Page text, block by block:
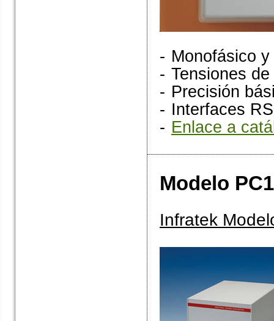
- Monofásico
- Tensiones
- Precisión
- Interfaces
- Enlace a
Modelo
Infratek